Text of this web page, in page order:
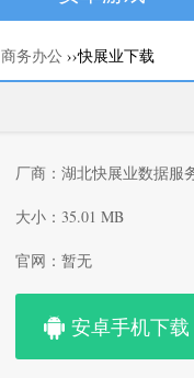
商务办公 ››快展业下载
安卓手机下载
厂商：湖北快展业数据服
大小：35.01 MB
官网：暂无